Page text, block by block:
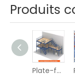
Produits
Plate-forme sectionnelle